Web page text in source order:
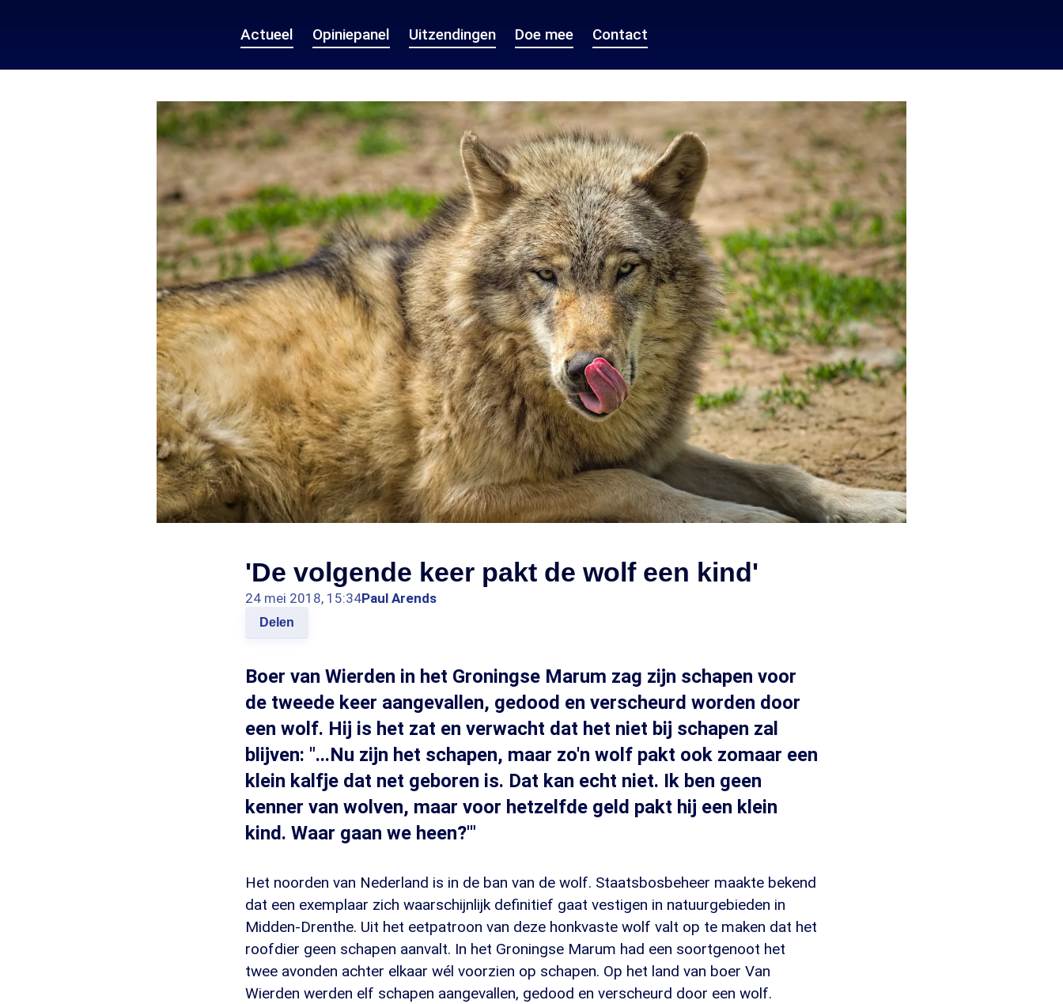
Actueel Opiniepanel Uitzendingen Doe mee Contact
'De volgende keer pakt de wolf een kind'
24 mei 2018, 15:34Paul Arends
Delen
Boer van Wierden in het Groningse Marum zag zijn schapen voor
de tweede keer aangevallen, gedood en verscheurd worden door
een wolf. Hij is het zat en verwacht dat het niet bij schapen zal
blijven: "...Nu zijn het schapen, maar zo'n wolf pakt ook zomaar een
klein kalfje dat net geboren is. Dat kan echt niet. Ik ben geen
kenner van wolven, maar voor hetzelfde geld pakt hij een klein
kind. Waar gaan we heen?'"
Het noorden van Nederland is in de ban van de wolf. Staatsbosbeheer maakte bekend
dat een exemplaar zich waarschijnlijk definitief gaat vestigen in natuurgebieden in
Midden-Drenthe. Uit het eetpatroon van deze honkvaste wolf valt op te maken dat het
roofdier geen schapen aanvalt. In het Groningse Marum had een soortgenoot het
twee avonden achter elkaar wél voorzien op schapen. Op het land van boer Van
Wierden werden elf schapen aangevallen, gedood en verscheurd door een wolf.